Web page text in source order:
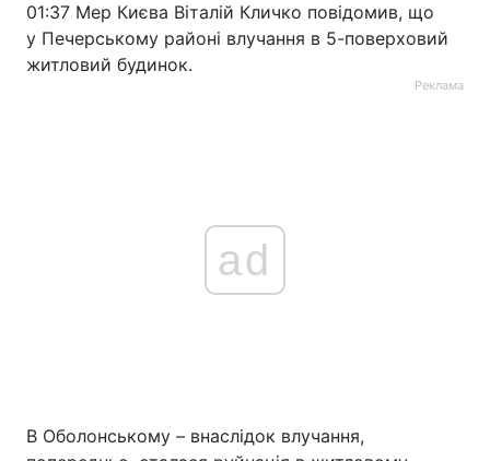
01:37 Мер Києва Віталій Кличко повідомив, що
у Печерському районі влучання в 5-поверховий
житловий будинок.
Реклама
ad
В Оболонському – внаслідок влучання,